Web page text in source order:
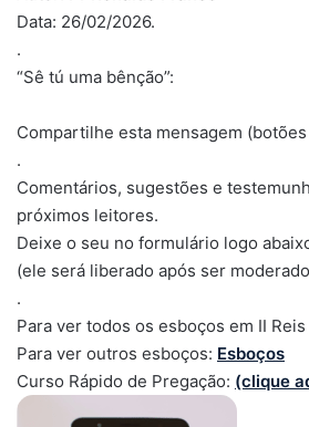
Data: 26/02/2026.
.
“Sê tú uma bênção”:
Compartilhe esta mensagem (botões
.
Comentários, sugestões e
próximos leitores.
Deixe o seu no formulário logo
(ele será liberado após ser
.
Para ver todos os esboços em II Reis
Para ver outros esboços: Esboços
Curso Rápido de Pregação: (clique